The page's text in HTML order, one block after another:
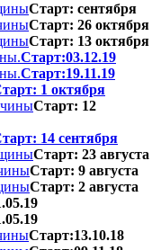
Старт: сентября
Старт: 26 октября
Старт: 13 октября
Старт:03.12.19
Старт:19.11.19
1 октября
Старт: 12
14 сентября
Старт: 23 августа
Старт: 9 августа
Старт: 2 августа
Старт:13.10.18